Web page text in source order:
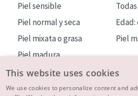
Piel sensible
Piel normal y seca
Piel mixata o grasa
Piel madura
Piel expuesta al sol
Piel menopáusica
Edad:
Piel
This website uses cookies
We use cookies to personalize content and